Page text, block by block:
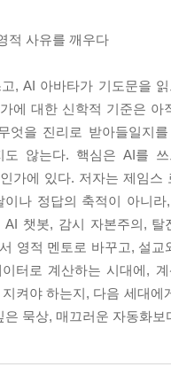
함”』중에서
가 무한히 확장될 수 있
의 가치를 폄하하고 가상
교회의 이단이었던 영지
지털 영지주의 역시 육체
를 골라 듣는 식으로, 메
교회”』중에서
적 사유를 깨우다
, AI 아바타가 기도문을
에 대한 신학적 기준은
엇을 진리로 받아들일지
도 않는다. 핵심은 AI를
가에 있다. 저자는 제임스
이나 정답의 축적이 아니
챗봇, 감시 자본주의,
영적 멘토로 바꾸고, 설
터로 계산하는 시대에,
켜야 하는지, 다음 세대
은 묵상, 매끄러운 자동화